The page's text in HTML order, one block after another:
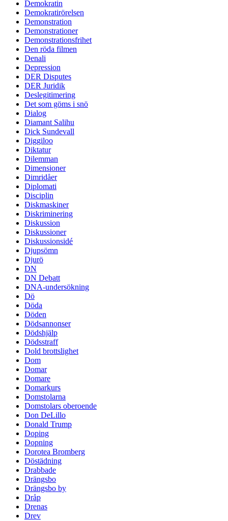
Demokratin
Demokratirörelsen
Demonstration
Demonstrationer
Demonstrationsfrihet
Den röda filmen
Denali
Depression
DER Disputes
DER Juridik
Deslegitimering
Det som göms i snö
Dialog
Diamant Salihu
Dick Sundevall
Diggiloo
Diktatur
Dilemman
Dimensioner
Dimridåer
Diplomati
Disciplin
Diskmaskiner
Diskriminering
Diskussion
Diskussioner
Diskussionsidé
Djupsömn
Djurö
DN
DN Debatt
DNA-undersökning
Dö
Döda
Döden
Dödsannonser
Dödshjälp
Dödsstraff
Dold brottslighet
Dom
Domar
Domare
Domarkurs
Domstolarna
Domstolars oberoende
Don DeLillo
Donald Trump
Doping
Dopning
Dorotea Bromberg
Döstädning
Drabbade
Drängsbo
Drängsbo by
Dråp
Drenas
Drev